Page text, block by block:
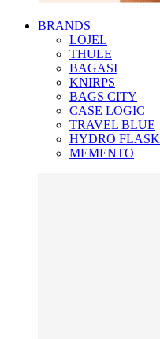
BRANDS
LOJEL
THULE
BAGASI
KNIRPS
BAGS CITY
CASE LOGIC
TRAVEL BLUE
HYDRO FLASK
MEMENTO